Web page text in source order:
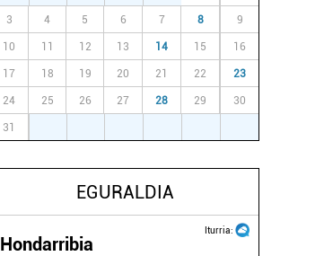
3 4 5 6 7 8 9
10 11 12 13 14 15 16
17 18 19 20 21 22 23
24 25 26 27 28 29 30
31
EGURALDIA
Iturria:
Hondarribia